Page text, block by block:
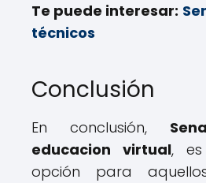
Te puede interesar:
técnicos
Conclusión
En conclusión,
educacion virtual, es
opción para